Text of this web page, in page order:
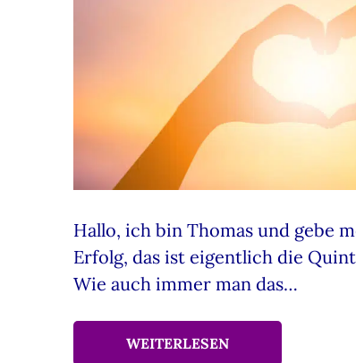
Hallo, ich bin Thomas und gebe
Erfolg, das ist eigentlich die
Wie auch immer man das…
WEITERLESEN